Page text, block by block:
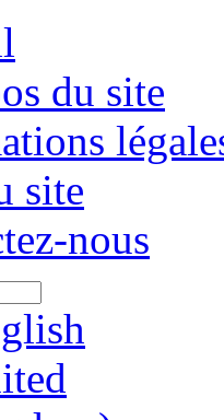
du site
site
nous